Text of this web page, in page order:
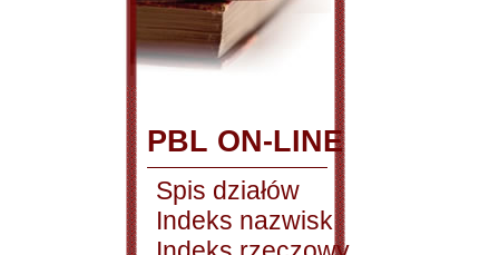
PBL ON-LINE
Spis działów
Indeks nazwisk